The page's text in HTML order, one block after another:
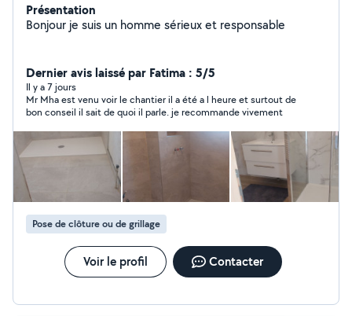
Présentation
Bonjour je suis un homme sérieux et responsable
Dernier avis laissé par Fatima : 5/5
Il y a 7 jours
Mr Mha est venu voir le chantier il a été a l heure et surtout de
bon conseil il sait de quoi il parle. je recommande vivement
Pose de clôture ou de grillage
Voir le profil Contacter